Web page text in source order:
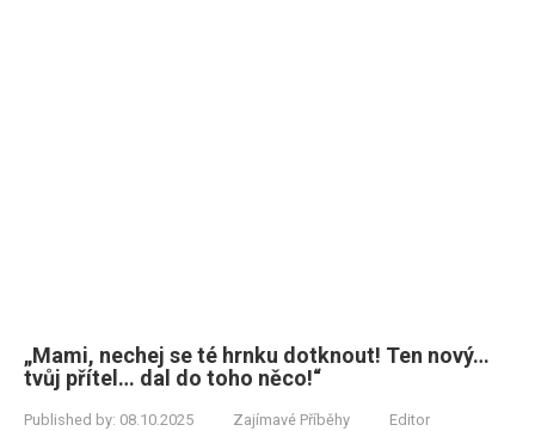
„Mami, nechej se té hrnku dotknout! Ten nový…
tvůj přítel… dal do toho něco!“
Published by: 08.10.2025 Zajímavé Příběhy Editor